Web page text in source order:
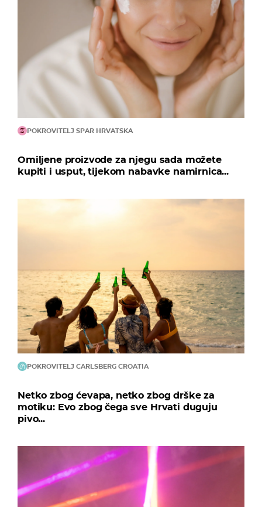
POKROVITELJ SPAR HRVATSKA
Omiljene proizvode za njegu sada možete
kupiti i usput, tijekom nabavke namirnica...
POKROVITELJ CARLSBERG CROATIA
Netko zbog ćevapa, netko zbog drške za
motiku: Evo zbog čega sve Hrvati duguju
pivo...